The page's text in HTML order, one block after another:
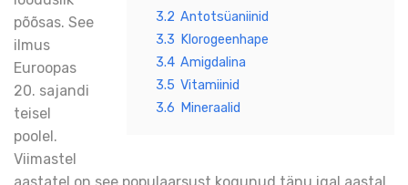
3.2 Antotsüaniinid
3.3 Klorogeenhape
3.4 Amigdalina
3.5 Vitamiinid
3.6 Mineraalid
põõsas. See
ilmus
Euroopas
20. sajandi
teisel
poolel.
Viimastel